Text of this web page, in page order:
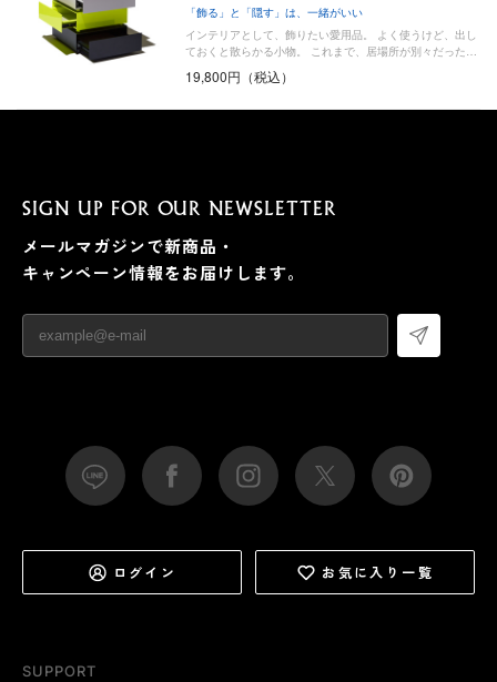
「飾る」と「隠す」は、一緒がいい
インテリアとして、飾りたい愛用品。 よく使うけど、出し
ておくと散らかる小物。 これまで、居場所が別々だった…
19,800円（税込）
SUPPORT
SIGN UP FOR OUR NEWSLETTER
メールマガジンで新商品・
キャンペーン情報をお届けします。
ログイン お気に入り一覧